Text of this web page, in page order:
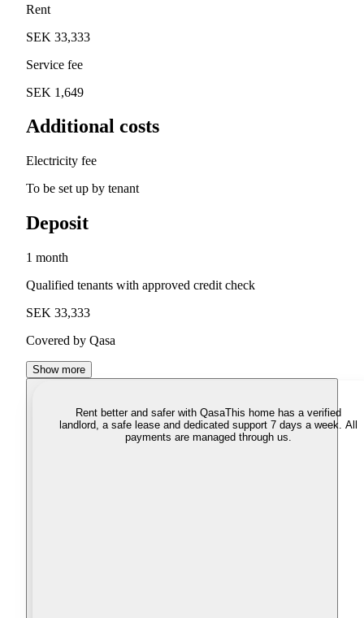
Rent
SEK 33,333
Service fee
SEK 1,649
Additional costs
Electricity fee
To be set up by tenant
Deposit
1 month
Qualified tenants with approved credit check
SEK 33,333
Covered by Qasa
Show more
Rent better and safer with QasaThis home has a verified
landlord, a safe lease and dedicated support 7 days a week. All
payments are managed through us.